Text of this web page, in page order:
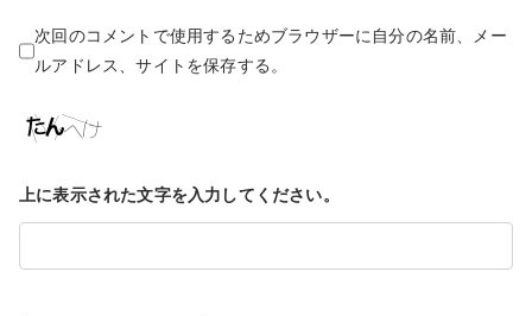
次回のコメントで使用するためブラウザーに自分の名前、メー
ルアドレス、サイトを保存する。
上に表示された文字を入力してください。